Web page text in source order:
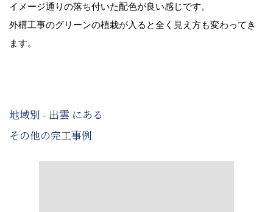
イメージ通りの落ち付いた配色が良い感じです。
外構工事のグリーンの植栽が入ると全く見え方も変わってき
ます。
地域別 - 出雲 にある
その他の完工事例